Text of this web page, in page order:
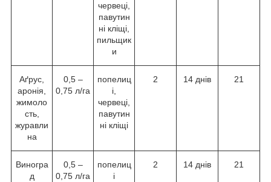
червеці,
павутин
ні кліщі,
пильщик
и
Аґрус,
аронія,
жимоло
сть,
журавли
на
0,5 –
0,75 л/га
попелиц
і,
червеці,
павутин
ні кліщі
2 14 днів 21
Виногра
д
0,5 –
0,75 л/га
попелиц
і
2 14 днів 21